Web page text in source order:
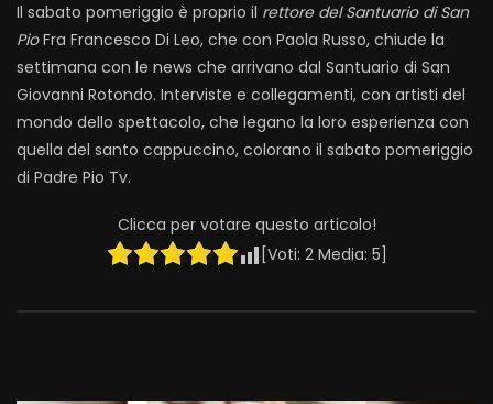
Il sabato pomeriggio è proprio il rettore del Santuario di San
PioFra Francesco Di Leo, che con Paola Russo, chiude la
settimana con le news che arrivano dal Santuario di San
Giovanni Rotondo. Interviste e collegamenti, con artisti del
mondo dello spettacolo, che legano la loro esperienza con
quella del santo cappuccino, colorano il sabato pomeriggio
di Padre Pio Tv.
Clicca per votare questo articolo!
[Voti: 2Media: 5]